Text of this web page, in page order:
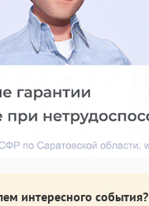
интересного события?